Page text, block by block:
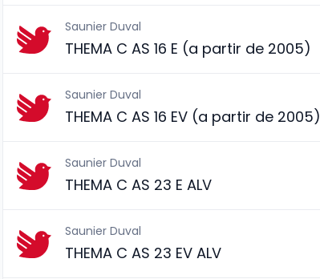
Saunier Duval
THEMA C AS 16 E (a partir de 2005)
Saunier Duval
THEMA C AS 16 EV (a partir de 2005)
Saunier Duval
THEMA C AS 23 E ALV
Saunier Duval
THEMA C AS 23 EV ALV